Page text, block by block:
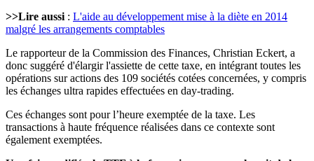
>>Lire aussi : L'aide au développement mise à la diète en 2014
malgré les arrangements comptables
Le rapporteur de la Commission des Finances, Christian Eckert, a
donc suggéré d'élargir l'assiette de cette taxe, en intégrant toutes les
opérations sur actions des 109 sociétés cotées concernées, y compris
les échanges ultra rapides effectuées en day-trading.
Ces échanges sont pour l’heure exemptée de la taxe. Les
transactions à haute fréquence réalisées dans ce contexte sont
également exemptées.